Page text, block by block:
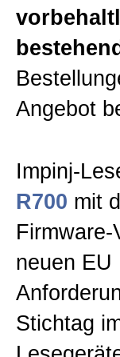
Angebot
Impinj-
R700 mit
Firmware-
neuen EU
Stichtag